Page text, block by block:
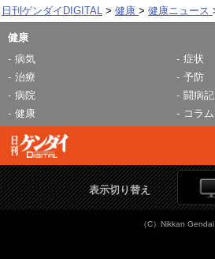
日刊ゲンダイDIGITAL 健康 健康ニュース
健康
病気
症状
治療
予防
病院
闘病記
健康
コラム
表示切り替え
（C）Nikkan Gendai